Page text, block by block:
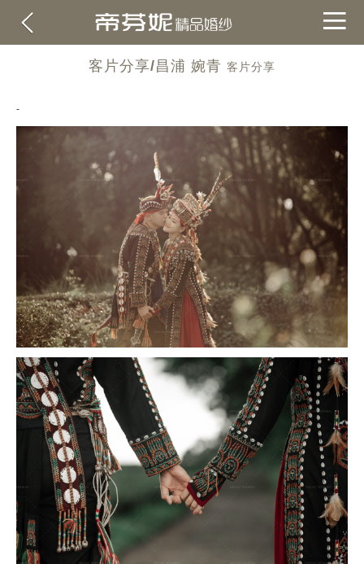
關於帝芬妮 ABOUT
海外OVERSEA
撥打 CONTACT
諮詢 CONSULTATION
地址 ADDRESS
客片分享/昌浦 婉青 客片分享
-